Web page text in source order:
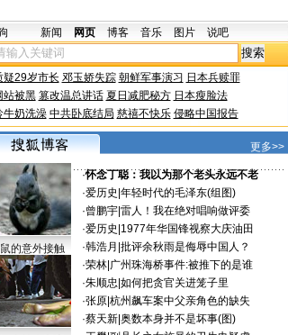
新闻 网页 博客 音乐 图片 说吧
疑29岁市长 邓玉娇失踪 朝鲜军事演习 日本兵赎罪
站被黑 篡改温总讲话 夏日减肥秘方 日本瘦脸法
牛奶洗澡 中共卧底结局 慈禧不快乐 侵略中国报告
更多>>
的意外接触
·怀念丁聪：我以为那个老头永远不老
·爱历史 年轻时代的毛泽东(组图)
·曾鹏宇| 雷人！我在绝对唱响做评委
·爱历史 1977年华国锋视察大庆油田
·韩浩月 批评余秋雨是侮辱中国人？
·荣林| 广州珠海桥事件:被推下的是谁
·朱顺忠 如何把贪官关进笼子里
·张原| 杭州飙车案中父亲角色的缺失
·蔡天新| 奥数本身并不是坏事(图)